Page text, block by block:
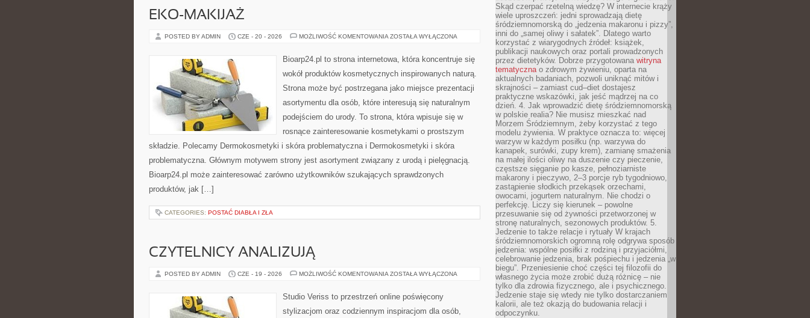
EKO-MAKIJAŻ
POSTED BY ADMIN CZE - 20 - 2026 MOŻLIWOŚĆ KOMENTOWANIA EKO-
ZOSTAŁA WYŁĄCZONA
Bioarp24.pl to strona internetowa, która koncentruje się
wokół produktów kosmetycznych inspirowanych naturą.
Strona może być postrzegana jako miejsce prezentacji
asortymentu dla osób, które interesują się naturalnym
podejściem do urody. To strona, która wpisuje się w
rosnące zainteresowanie kosmetykami o prostszym
składzie. Polecamy Dermokosmetyki i skóra problematyczna i Dermokosmetyki i skóra
problematyczna. Głównym motywem strony jest asortyment związany z urodą i pielęgnacją.
Bioarp24.pl może zainteresować zarówno użytkowników szukających sprawdzonych
produktów, jak […]
CATEGORIES: POSTAĆ DIABŁA I ZŁA
CZYTELNICY ANALIZUJĄ
POSTED BY ADMIN CZE - 19 - 2026 MOŻLIWOŚĆ KOMENTOWANIA CZYTELNICY
ZOSTAŁA WYŁĄCZONA
Studio Veriss to przestrzeń online poświęcony
stylizacjom oraz codziennym inspiracjom dla osób,
Skąd czerpać rzetelną wiedzę? W internecie krąży
wiele uproszczeń: jedni sprowadzają dietę
śródziemnomorską do „jedzenia makaronu i pizzy”,
inni do „samej oliwy i sałatek”. Dlatego warto
korzystać z wiarygodnych źródeł: książek,
publikacji naukowych oraz portali prowadzonych
przez dietetyków. Dobrze przygotowana witryna
tematycznao zdrowym żywieniu, oparta na
aktualnych badaniach, pozwoli uniknąć mitów i
skrajności – zamiast cud–diet dostajesz
praktyczne wskazówki, jak jeść mądrzej na co
dzień. 4. Jak wprowadzić dietę śródziemnomorską
w polskie realia? Nie musisz mieszkać nad
Morzem Śródziemnym, żeby korzystać z tego
modelu żywienia. W praktyce oznacza to: więcej
warzyw w każdym posiłku (np. warzywa do
kanapek, surówki, zupy krem), zamianę smażenia
na małej ilości oliwy na duszenie czy pieczenie,
częstsze sięganie po kasze, pełnoziarniste
makarony i pieczywo, 2–3 porcje ryb tygodniowo,
zastąpienie słodkich przekąsek orzechami,
owocami, jogurtem naturalnym. Nie chodzi o
perfekcję. Liczy się kierunek – powolne
przesuwanie się od żywności przetworzonej w
stronę naturalnych, sezonowych produktów. 5.
Jedzenie to także relacje i rytuały W krajach
śródziemnomorskich ogromną rolę odgrywa sposób
jedzenia: wspólne posiłki z rodziną i przyjaciółmi,
celebrowanie jedzenia, brak pośpiechu i jedzenia „w
biegu”. Przeniesienie choć części tej filozofii do
własnego życia może zrobić dużą różnicę – nie
tylko dla zdrowia fizycznego, ale i psychicznego.
Jedzenie staje się wtedy nie tylko dostarczaniem
kalorii, ale też okazją do budowania relacji i
odpoczynku.